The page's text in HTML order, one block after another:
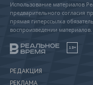
Использование материалов
предварительного согласия
прямая гиперссылка
воспроизведении материалов.
18+
РЕДАКЦИЯ
РЕКЛАМА